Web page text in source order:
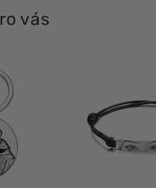
vás